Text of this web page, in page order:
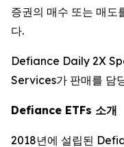
증권의 매수 또는 매도
다.
Defiance Daily 2X
Services가 판매를 담
Defiance ETFs 소개
2018년에 설립된